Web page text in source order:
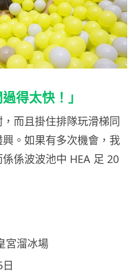
得太快！」
而且掛住排隊玩滑梯同
。如果有多次機會，我
係波波池中 HEA 足 20
宮溜冰場